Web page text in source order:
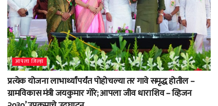
आपला जिल्हा
प्रत्येक योजना लाभार्थ्यांपर्यंत पोहोचल्या तर गावे समृद्ध होतील –
ग्रामविकास मंत्री जयकुमार गोरे; आपला जीव धाराशिव – व्हिजन